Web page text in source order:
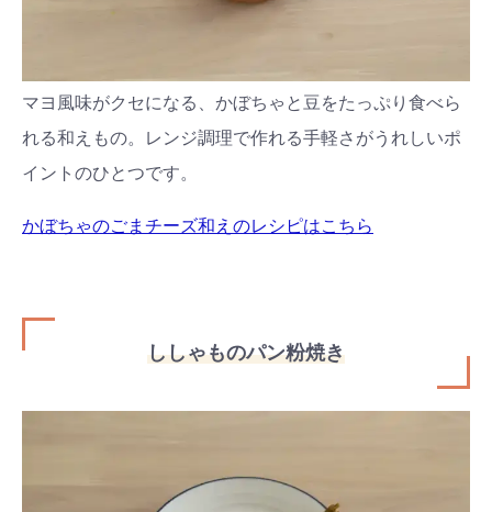
マヨ風味がクセになる、かぼちゃと豆をたっぷり食べら
れる和えもの。レンジ調理で作れる手軽さがうれしいポ
イントのひとつです。
かぼちゃのごまチーズ和えのレシピはこちら
ししゃものパン粉焼き